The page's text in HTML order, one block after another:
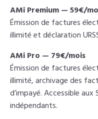
AMi Premium — 59€/
Émission de factures
illimité et déclaration
AMi Pro — 79€/mois
Émission de factures
illimité, archivage des
d’impayé. Accessible aux
indépendants.